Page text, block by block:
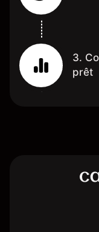
3.
prêt